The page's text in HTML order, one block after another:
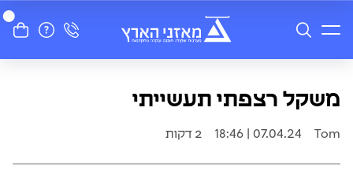
משקל רצפתי תעשייתי
Tom
07.04.24 | 18:46 2 דקות